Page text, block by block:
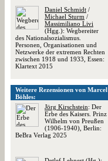
Daniel Schmidt /
Michael Sturm /
Massimiliano Livi
(Hgg.): Wegbereiter
des Nationalsozialismus.
Personen, Organisationen und
Netzwerke der extremen Rechten
zwischen 1918 und 1933, Essen:
Klartext 2015
Weitere Rezensionen von Marcel
Böhles:
Jörg Kirschstein: Der
Erbe des Kaisers. Prinz
Wilhelm von Preußen
(1906-1940), Berlin:
BeBra Verlag 2025